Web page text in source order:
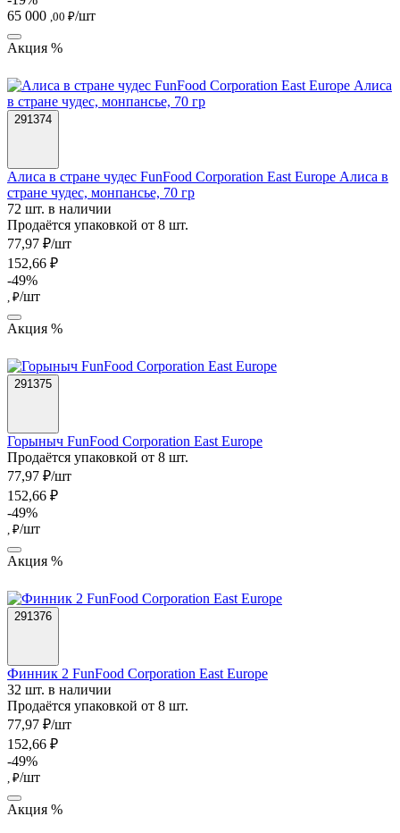
65 000 ,00 ₽/шт
Акция %
291374
Алиса в стране чудес FunFood Corporation East Europe Алиса в
стране чудес, монпансье, 70 гр
72 шт. в наличии
Продаётся упаковкой от 8 шт.
77,97 ₽/шт
152,66 ₽
-49%
, ₽/шт
Акция %
291375
Горыныч FunFood Corporation East Europe
Продаётся упаковкой от 8 шт.
77,97 ₽/шт
152,66 ₽
-49%
, ₽/шт
Акция %
291376
Финник 2 FunFood Corporation East Europe
32 шт. в наличии
Продаётся упаковкой от 8 шт.
77,97 ₽/шт
152,66 ₽
-49%
, ₽/шт
Акция %